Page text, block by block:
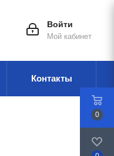
Войти
Мой кабинет
Контакты
0